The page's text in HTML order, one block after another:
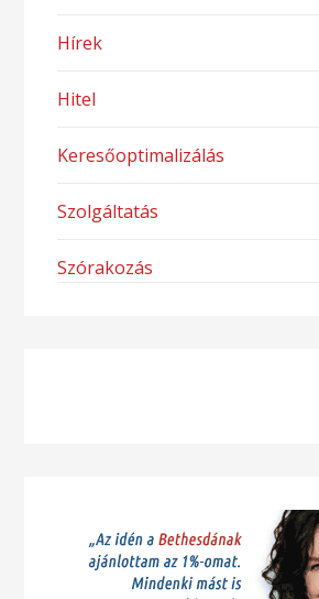
Hírek
Hitel
Keresőoptimalizálás
Szolgáltatás
Szórakozás